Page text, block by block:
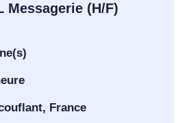
Messagerie (H/F)
France